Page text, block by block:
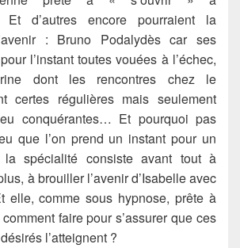
Et d’autres encore pourraient la
: Bruno Podalydès car ses
l’instant toutes vouées à l’échec,
dont les rencontres chez le
certes régulières mais seulement
conquérantes… Et pourquoi pas
que l’on prend un instant pour un
spécialité consiste avant tout à
à brouiller l’avenir d’Isabelle avec
elle, comme sous hypnose, prête à
faire pour s’assurer que ces
l’atteignent ?